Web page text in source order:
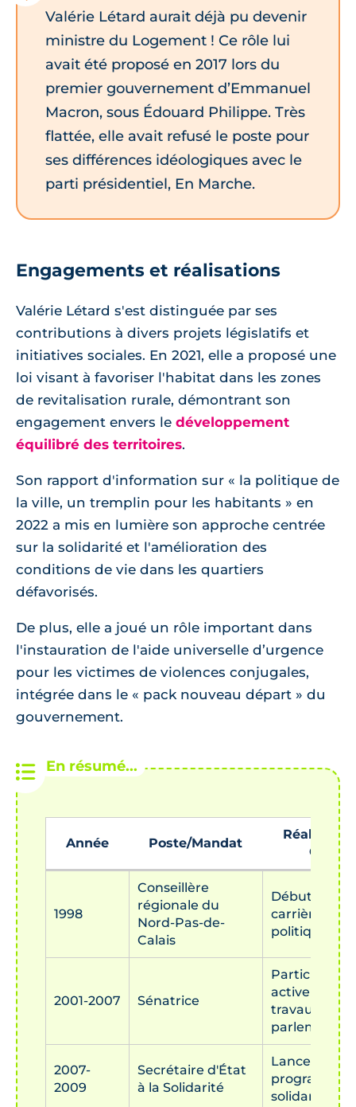
Valérie Létard aurait déjà pu devenir
ministre du Logement ! Ce rôle lui
avait été proposé en 2017 lors du
premier gouvernement d’Emmanuel
Macron, sous Édouard Philippe. Très
flattée, elle avait refusé le poste pour
ses différences idéologiques avec le
parti présidentiel, En Marche.
Engagements et réalisations
Valérie Létard s'est distinguée par ses
contributions à divers projets législatifs et
initiatives sociales. En 2021, elle a proposé une
loi visant à favoriser l'habitat dans les zones
de revitalisation rurale, démontrant son
engagement envers le développement
équilibré des territoires.
Son rapport d'information sur « la politique de
la ville, un tremplin pour les habitants » en
2022 a mis en lumière son approche centrée
sur la solidarité et l'amélioration des
conditions de vie dans les quartiers
défavorisés.
De plus, elle a joué un rôle important dans
l'instauration de l'aide universelle d’urgence
pour les victimes de violences conjugales,
intégrée dans le « pack nouveau départ » du
gouvernement.
Année Poste/Mandat
Clés
1998
Conseillère
régionale du
Nord-Pas-de-
Calais
Début de sa
carrière
politique
2001-2007 Sénatrice
Participation
active aux
travaux
2007-
2009
Secrétaire d'État
à la Solidarité
Lancement
solidarité